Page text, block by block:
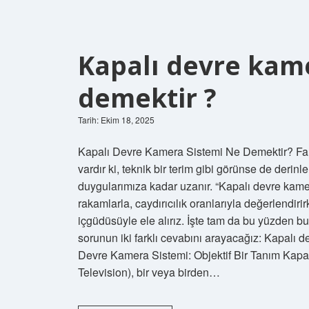
Kapalı devre
demektir ?
Tarih: Ekim 18, 2025
Kapalı Devre Kamera Sistemi Ne Demektir?
vardır ki, teknik bir terim gibi görünse de
duygularımıza kadar uzanır. “Kapalı devre
rakamlarla, caydırıcılık oranlarıyla
içgüdüsüyle ele alırız. İşte tam da bu yüzden
sorunun iki farklı cevabını arayacağız:
Devre Kamera Sistemi: Objektif Bir Tanım
Television), bir veya birden…